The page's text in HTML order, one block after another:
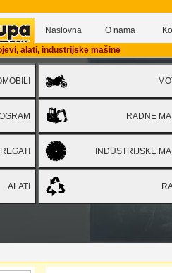
Naslovna O nama
alati, industrijske mašine